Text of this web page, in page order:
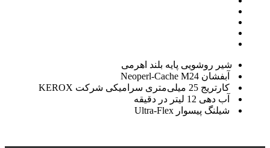
شیر روشویی پایه بلند اهرمی
آبفشان Neoperl-Cache M24
کارتریج 25 میلی‌متری سرامیکی شرکت
KEROX
آب دهی 12 لیتر در دقیقه
شیلنگ پیسوار Ultra-Flex